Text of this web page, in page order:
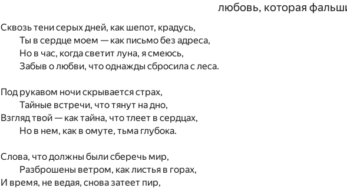
любовь, которая
Сквозь тени серых дней, как шепот, крадусь,
Ты в сердце моем — как письмо без адреса,
Но в час, когда светит луна, я смеюсь,
Забыв о любви, что однажды сбросила с леса.
Под рукавом ночи скрывается страх,
Тайные встречи, что тянут на дно,
Взгляд твой — как тайна, что тлеет в сердцах,
Но в нем, как в омуте, тьма глубока.
Слова, что должны были сберечь мир,
Разброшены ветром, как листья в горах,
И время, не ведая, снова затеет пир,